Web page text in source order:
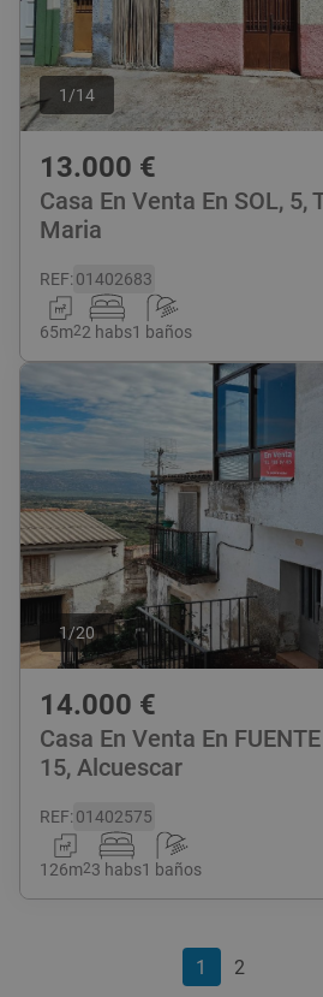
1 /14
13.000 €
Casa En Venta En SOL, 5,
Maria
REF:01402683
65m22 habs1 baños
1 /20
14.000 €
Casa En Venta En
15, Alcuescar
REF:01402575
126m23 habs1 baños
1 2